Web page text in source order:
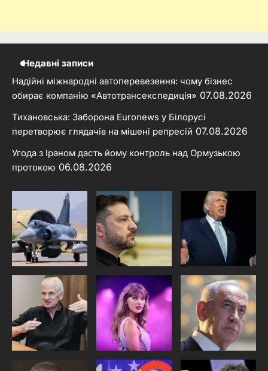
Недавні записи
Надійні міжнародні автоперевезення: чому бізнес
обирає компанію «Автотрансекспедиція» 07.08.2026
Тихановська: Заборона Euronews у Білорусі
перетворює глядачів на мішені репресій 07.08.2026
Угода з Іраном дасть йому контроль над Ормузькою
протокою 06.08.2026